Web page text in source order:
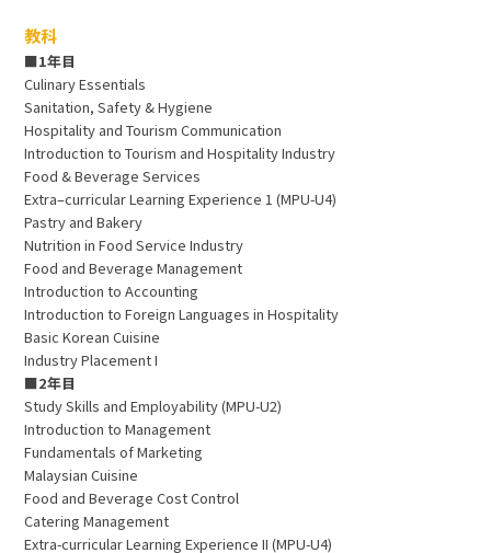
教科
■1年目
Culinary Essentials
Sanitation, Safety & Hygiene
Hospitality and Tourism Communication
Introduction to Tourism and Hospitality Industry
Food & Beverage Services
Extra–curricular Learning Experience 1 (MPU-U4)
Pastry and Bakery
Nutrition in Food Service Industry
Food and Beverage Management
Introduction to Accounting
Introduction to Foreign Languages in Hospitality
Basic Korean Cuisine
Industry Placement I
■2年目
Study Skills and Employability (MPU-U2)
Introduction to Management
Fundamentals of Marketing
Malaysian Cuisine
Food and Beverage Cost Control
Catering Management
Extra-curricular Learning Experience II (MPU-U4)